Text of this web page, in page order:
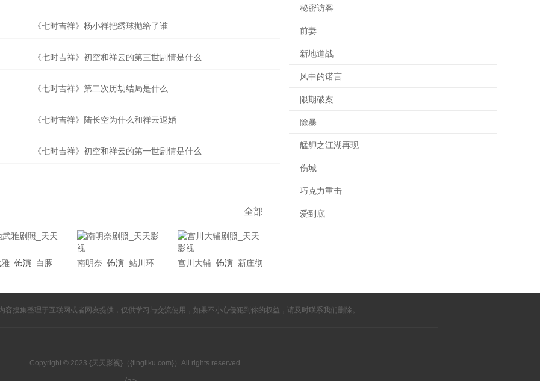
《七时吉祥》杨小祥把绣球抛给了谁
《七时吉祥》初空和祥云的第三世剧情是什么
《七时吉祥》第二次历劫结局是什么
《七时吉祥》陆长空为什么和祥云退婚
《七时吉祥》初空和祥云的第一世剧情是什么
全部
饰演 白豚 南明奈 饰演 鲇川环 宫川大辅 饰演 新庄彻
秘密访客
前妻
新地道战
风中的诺言
限期破案
除暴
艋舺之江湖再现
伤城
巧克力重击
爱到底
容搜集整理于互联网或者网友提供，仅供学习与交流使用，如果不小心侵犯到你的权益，请及时联系我们删除。
Copyright © 2023 {天天影视}（{tingliku.com}）All rights reserved.